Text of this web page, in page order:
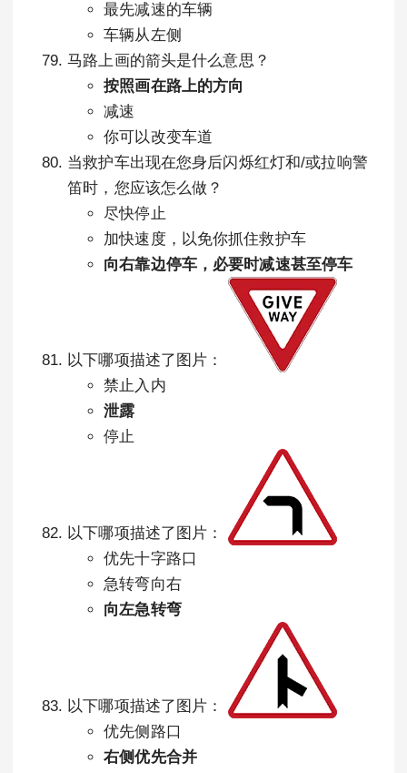
最先减速的车辆
车辆从左侧
马路上画的箭头是什么意思？
按照画在路上的方向
减速
你可以改变车道
当救护车出现在您身后闪烁红灯和/或拉响警
笛时，您应该怎么做？
尽快停止
加快速度，以免你抓住救护车
向右靠边停车，必要时减速甚至停车
以下哪项描述了图片：
禁止入内
泄露
停止
以下哪项描述了图片：
优先十字路口
急转弯向右
向左急转弯
以下哪项描述了图片：
优先侧路口
右侧优先合并